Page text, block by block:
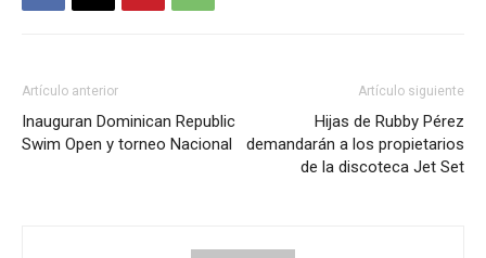
Artículo anterior
Inauguran Dominican Republic
Swim Open y torneo Nacional
Artículo siguiente
Hijas de Rubby Pérez
demandarán a los propietarios
de la discoteca Jet Set